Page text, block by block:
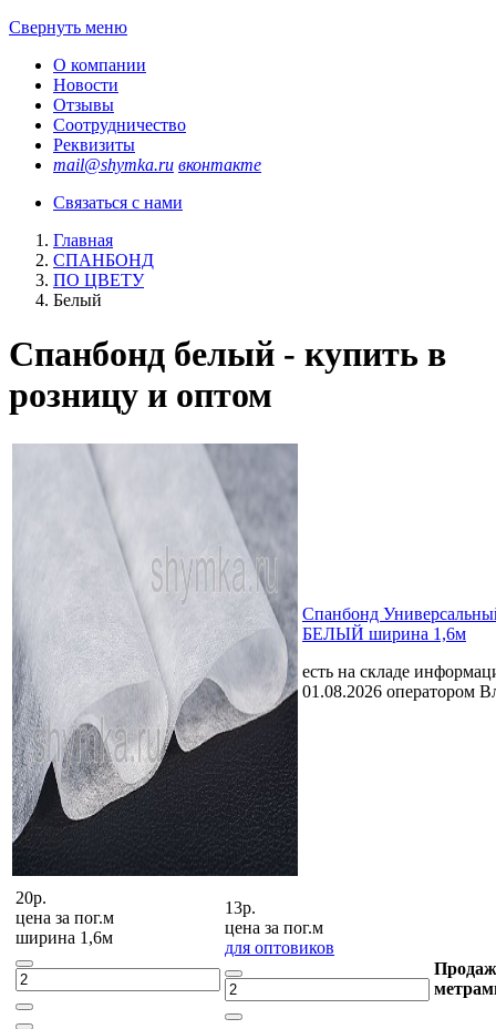
Свернуть меню
О компании
Новости
Отзывы
Соотрудничество
Реквизиты
mail@shymka.ru вконтакте
Связаться с нами
Главная
СПАНБОНД
ПО ЦВЕТУ
Белый
Спанбонд белый - купить в
розницу и оптом
Спанбонд
БЕЛЫЙ ширина 1,6м
есть на складе
01.08.2026 оператором
20р.
цена за пог.м
ширина 1,6м
13р.
цена за пог.м
для оптовиков